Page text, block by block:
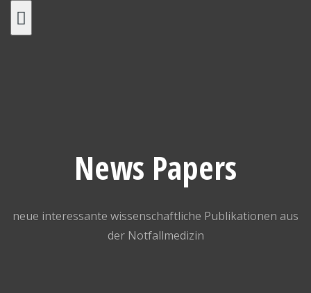
News Papers
neue interessante wissenschaftliche Publikationen aus
der Notfallmedizin